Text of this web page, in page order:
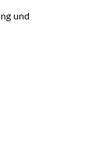
und